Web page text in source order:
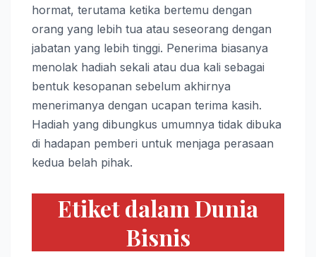
hormat, terutama ketika bertemu dengan
orang yang lebih tua atau seseorang dengan
jabatan yang lebih tinggi. Penerima biasanya
menolak hadiah sekali atau dua kali sebagai
bentuk kesopanan sebelum akhirnya
menerimanya dengan ucapan terima kasih.
Hadiah yang dibungkus umumnya tidak dibuka
di hadapan pemberi untuk menjaga perasaan
kedua belah pihak.
Etiket dalam Dunia
Bisnis